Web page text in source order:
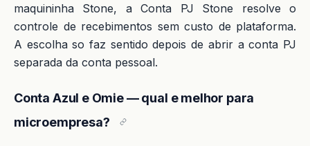
maquininha Stone, a Conta PJ Stone resolve o
controle de recebimentos sem custo de plataforma.
A escolha so faz sentido depois de abrir a conta PJ
separada da conta pessoal.
Conta Azul e Omie — qual e melhor para
microempresa?